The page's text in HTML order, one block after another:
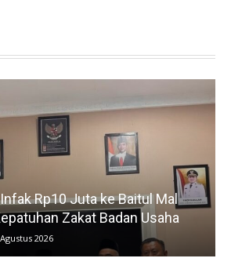
Rp10 Juta ke Baitul Mal
Zakat Badan Usaha
2026